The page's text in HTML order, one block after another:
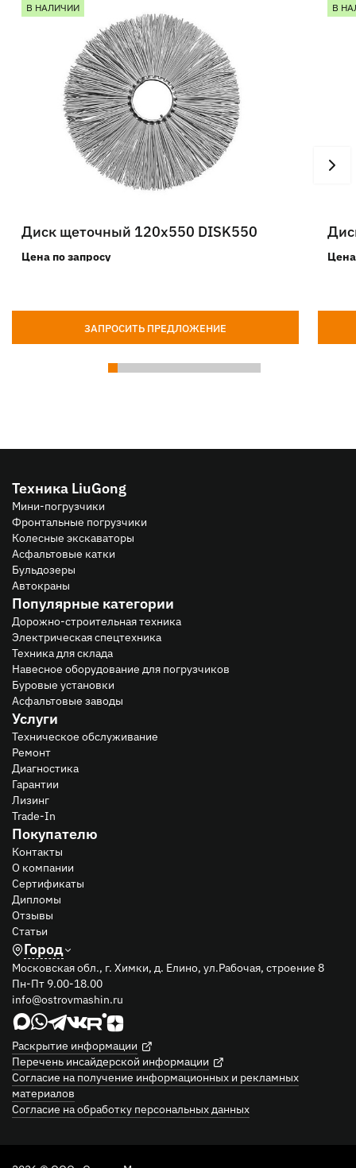
В НАЛИЧИИ
Диск щеточный 120х550 DISK550
Цена по запросу
ЗАПРОСИТЬ ПРЕДЛОЖЕНИЕ
В
Техника LiuGong
Мини-погрузчики
Фронтальные погрузчики
Колесные экскаваторы
Асфальтовые катки
Бульдозеры
Автокраны
Популярные категории
Дорожно-строительная техника
Электрическая спецтехника
Техника для склада
Навесное оборудование для погрузчиков
Буровые установки
Асфальтовые заводы
Услуги
Техническое обслуживание
Ремонт
Диагностика
Гарантии
Лизинг
Trade-In
Покупателю
Контакты
О компании
Сертификаты
Дипломы
Отзывы
Статьи
Город
Московская обл., г. Химки, д. Елино, ул.Рабочая, строение 8
Пн-Пт 9.00-18.00
info@ostrovmashin.ru
Раскрытие информации
Перечень инсайдерской информации
Согласие на получение информационных и рекламных
материалов
Согласие на обработку персональных данных